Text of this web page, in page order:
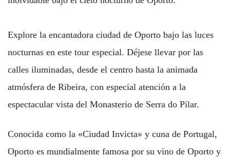
Explore la encantadora ciudad de Oporto bajo las luces
nocturnas en este tour especial. Déjese llevar por las
calles iluminadas, desde el centro hasta la animada
atmósfera de Ribeira, con especial atención a la
espectacular vista del Monasterio de Serra do Pilar.
Conocida como la «Ciudad Invicta» y cuna de Portugal,
Oporto es mundialmente famosa por su vino de Oporto y